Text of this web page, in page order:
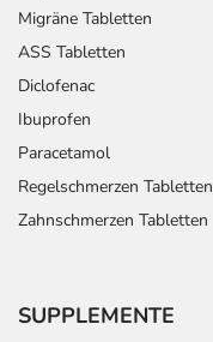
Migräne Tabletten
ASS Tabletten
Diclofenac
Ibuprofen
Paracetamol
Regelschmerzen Tabletten
Zahnschmerzen Tabletten
SUPPLEMENTE